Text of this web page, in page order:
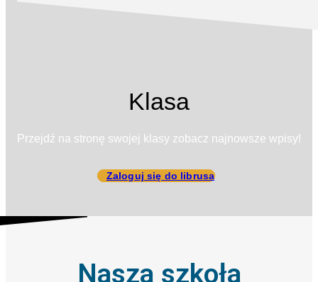
Klasa
Przejdź na stronę swojej klasy zobacz najnowsze wpisy!
Zaloguj się do librusa
Nasza szkoła